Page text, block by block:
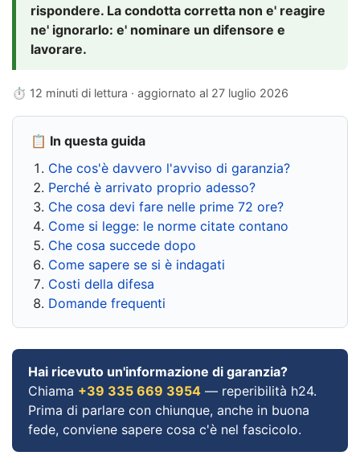
rispondere. La condotta corretta non e' reagire
ne' ignorarlo: e' nominare un difensore e
lavorare.
⏱ 12 minuti di lettura · aggiornato al 27 luglio 2026
📋 In questa guida
Che cos'è davvero l'avviso di garanzia?
Perché è arrivato proprio adesso?
Che cosa devi fare nelle prime 72 ore?
Come si legge: le norme citate contano
Che cosa succede dopo
Come sapere se si è indagati
Costi della difesa
Domande frequenti
Hai ricevuto un'informazione di garanzia?
Chiama +39 335 669 3954 — reperibilità h24.
Prima di parlare con chiunque, anche in buona
fede, conviene sapere cosa c'è nel fascicolo.